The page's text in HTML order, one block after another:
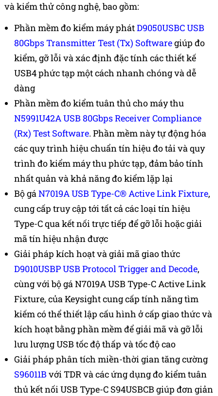
và kiểm thử công nghệ, bao gồm:
Phần mềm đo kiểm máy phátD9050USBC USB
80Gbps Transmitter Test (Tx) Softwaregiúp đo
kiểm, gỡ lỗi và xác định đặc tính các thiết kế
USB4 phức tạp một cách nhanh chóng và dễ
dàng
Phần mềm đo kiểm tuân thủ cho máy thu
N5991U42A USB 80Gbps Receiver Compliance
(Rx) Test Software. Phần mềm này tự động hóa
các quy trình hiệu chuẩn tín hiệu đo tải và quy
trình đo kiểm máy thu phức tạp, đảm bảo tính
nhất quản và khả năng đo kiểm lặp lại
Bộ gáN7019A USB Type-C® Active Link Fixture,
cung cấp truy cập tới tất cả các loại tín hiệu
Type-C qua kết nối trực tiếp để gỡ lỗi hoặc giải
mã tín hiệu nhận được
Giải pháp kích hoạt và giải mã giao thức
D9010USBP USB Protocol Trigger and Decode,
cùng với bộ gáN7019A USB Type-C Active Link
Fixture, của Keysight cung cấp tính năng tìm
kiếm có thể thiết lập cấu hình ở cấp giao thức và
kích hoạt bằng phần mềm để giải mã và gỡ lỗi
lưu lượng USB tốc độ thấp và tốc độ cao
Giải pháp phân tích miền-thời gian tăng cường
S96011B với TDR và các ứng dụng đo kiểm tuân
thủ kết nối USB Type-C S94USBCB giúp đơn giản